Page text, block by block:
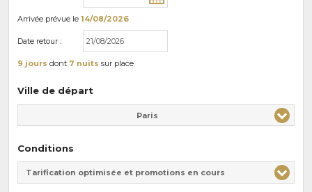
Arrivée prévue le 14/08/2026
Date retour :
9 jours dont 7 nuits sur place
Ville de départ
Paris
Conditions
Tarification optimisée et promotions en cours